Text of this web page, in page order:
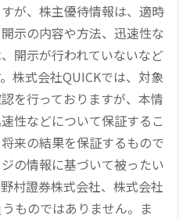
が、株主優待情報は、適時
示の内容や方法、迅速性な
開示が行われていないなど
株式会社QUICKでは、対象
を行っておりますが、本情
性などについて保証するこ
来の結果を保証するもので
の情報に基づいて被ったい
村證券株式会社、株式会社
ものではありません。ま